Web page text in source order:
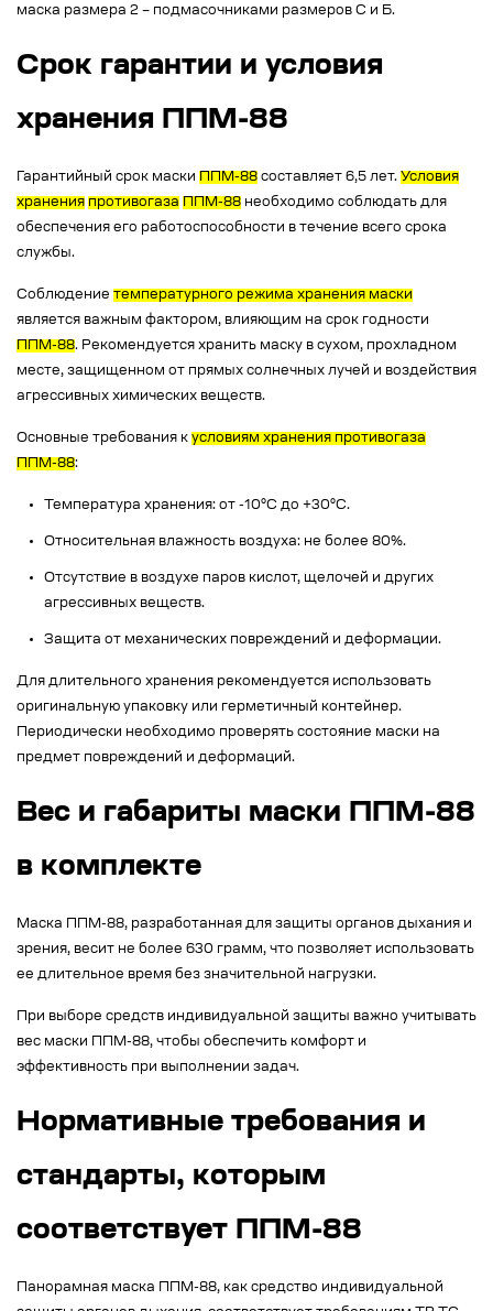
маска размера 2 – подмасочниками размеров С и Б.
Срок гарантии и условия
хранения ППМ-88
Гарантийный срок маски ППМ-88 составляет 6,5 лет. Условия
хранения противогаза ППМ-88 необходимо соблюдать для
обеспечения его работоспособности в течение всего срока
службы.
Соблюдение температурного режима хранения маски
является важным фактором, влияющим на срок годности
ППМ-88. Рекомендуется хранить маску в сухом, прохладном
месте, защищенном от прямых солнечных лучей и воздействия
агрессивных химических веществ.
Основные требования к условиям хранения противогаза
ППМ-88:
Температура хранения: от -10°C до +30°C.
Относительная влажность воздуха: не более 80%.
Отсутствие в воздухе паров кислот, щелочей и других
агрессивных веществ.
Защита от механических повреждений и деформации.
Для длительного хранения рекомендуется использовать
оригинальную упаковку или герметичный контейнер.
Периодически необходимо проверять состояние маски на
предмет повреждений и деформаций.
Вес и габариты маски ППМ-88
в комплекте
Маска ППМ-88, разработанная для защиты органов дыхания и
зрения, весит не более 630 грамм, что позволяет использовать
ее длительное время без значительной нагрузки.
При выборе средств индивидуальной защиты важно учитывать
вес маски ППМ-88, чтобы обеспечить комфорт и
эффективность при выполнении задач.
Нормативные требования и
стандарты, которым
соответствует ППМ-88
Панорамная маска ППМ-88, как средство индивидуальной